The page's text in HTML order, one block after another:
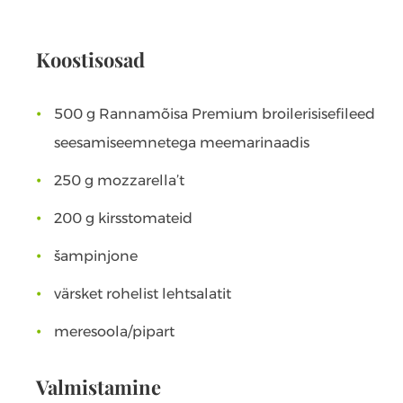
Koostisosad
500 g Rannamõisa Premium broilerisisefileed
seesamiseemnetega meemarinaadis
250 g mozzarella’t
200 g kirsstomateid
šampinjone
värsket rohelist lehtsalatit
meresoola/pipart
Valmistamine